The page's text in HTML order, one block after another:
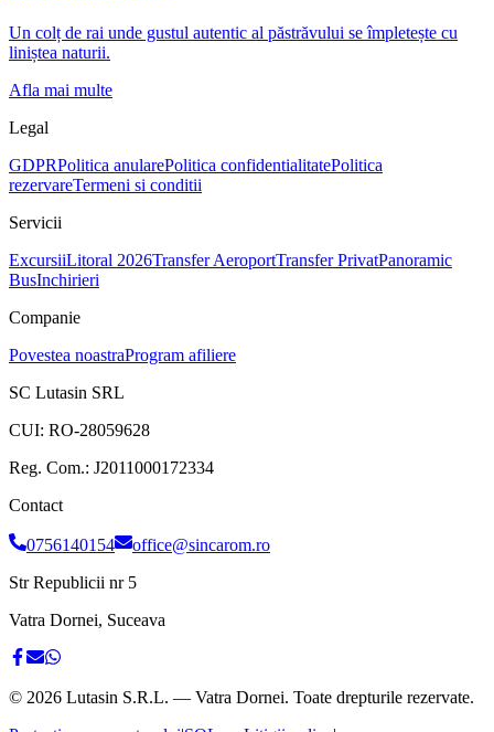
Un colț de rai unde gustul autentic al păstrăvului se împletește cu
liniștea naturii.
Afla mai multe
Legal
GDPRPolitica anularePolitica confidentialitatePolitica
rezervareTermeni si conditii
Servicii
ExcursiiLitoral 2026Transfer AeroportTransfer PrivatPanoramic
BusInchirieri
Companie
Povestea noastraProgram afiliere
SC Lutasin SRL
CUI: RO-28059628
Reg. Com.: J2011000172334
Contact
0756140154
office@sincarom.ro
Str Republicii nr 5
Vatra Dornei, Suceava
© 2026 Lutasin S.R.L. — Vatra Dornei. Toate drepturile rezervate.